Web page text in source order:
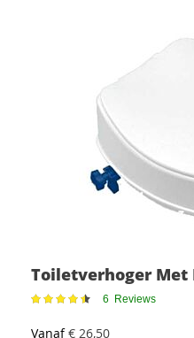
Toiletverhoger
Waardering:6 Reviews
Vanaf € 26,50